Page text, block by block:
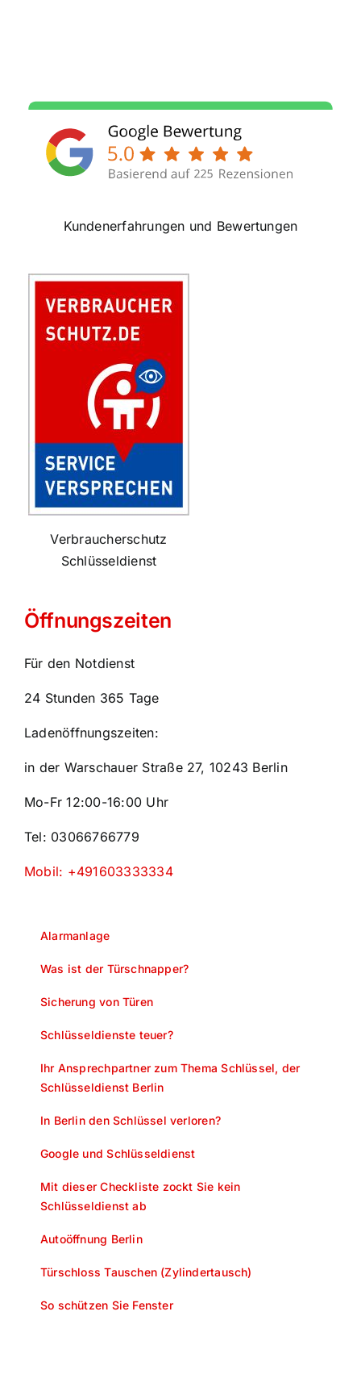
Kundenerfahrungen und Bewertungen
Verbraucherschutz
Schlüsseldienst
Öffnungszeiten
Für den Notdienst
24 Stunden 365 Tage
Ladenöffnungszeiten:
in der Warschauer Straße 27, 10243 Berlin
Mo-Fr 12:00-16:00 Uhr
Tel: 03066766779
Mobil: +491603333334
Alarmanlage
Was ist der Türschnapper?
Sicherung von Türen
Schlüsseldienste teuer?
Ihr Ansprechpartner zum Thema Schlüssel, der
Schlüsseldienst Berlin
In Berlin den Schlüssel verloren?
Google und Schlüsseldienst
Mit dieser Checkliste zockt Sie kein
Schlüsseldienst ab
Autoöffnung Berlin
Türschloss Tauschen (Zylindertausch)
So schützen Sie Fenster